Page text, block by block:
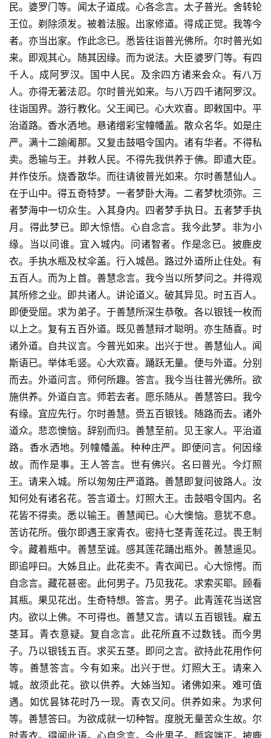
民。婆罗门等。闻太子道成。心各念言。太子普光。舍转轮
王位。剃除须发。被着法服。出家修道。得成正觉。我等今
者。亦当出家。作此念已。悉皆往诣普光佛所。尔时普光如
来。即观其心。随其因缘。而为说法。大臣婆罗门等。有四
千人。成阿罗汉。国中人民。及余四方诸来会众。有八万
人。亦得无著法忍。尔时普光如来。与八万四千诸阿罗汉。
往诣国界。游行教化。父王闻已。心大欢喜。即敕国中。平
治道路。香水洒地。悬诸缯彩宝幢幡盖。散众名华。如是庄
严。满十二踰阇那。又复击鼓唱令国内。诸有华者。不得私
卖。悉输与王。并敕人民。不得先我供养于佛。即遣大臣。
并作伎乐。烧香散华。而往请彼普光如来。尔时善慧仙人。
在于山中。得五奇特梦。一者梦卧大海。二者梦枕须弥。三
者梦海中一切众生。入其身内。四者梦手执日。五者梦手执
月。得此梦已。即大惊悟。心自念言。我今此梦。非为小
缘。当以问谁。宜入城内。问诸智者。作是念已。披鹿皮
衣。手执水瓶及杖伞盖。行入城邑。路过外道所止住处。有
五百人。而为上首。善慧念言。我今当以所梦问之。并得观
其所修之业。即共诸人。讲论道义。破其异见。时五百人。
即便受屈。求为弟子。于善慧所深生恭敬。各以银钱一枚而
以上之。复有五百外道。既见善慧辩才聪明。亦生随喜。时
诸外道。自共议言。今普光如来。出兴于世。善慧仙人。闻
斯语已。举体毛竖。心大欢喜。踊跃无量。便与外道。分别
而去。外道问言。师何所趣。答言。我今当往普光佛所。欲
施供养。外道白言。师若去者。愿乐随从。善慧答曰。我今
有缘。宜应先行。尔时善慧。赍五百银钱。随路而去。诸外
道众。悲恋懊恼。辞别而归。善慧至前。见王家人。平治道
路。香水洒地。列幢幡盖。种种庄严。即便问言。何因缘
故。而作是事。王人答言。世有佛兴。名曰普光。今灯照
王。请来入城。所以匆匆庄严道路。善慧即复问彼路人。汝
知何处有诸名花。答言道士。灯照大王。击鼓唱令国内。名
花皆不得卖。悉以输王。善慧闻已。心大懊恼。意犹不息。
苦访花所。俄尔即遇王家青衣。密持七茎青莲花过。畏王制
令。藏着瓶中。善慧至诚。感其莲花踊出瓶外。善慧遥见。
即追呼曰。大姊且止。此花卖不。青衣闻已。心大惊愕。而
自念言。藏花甚密。此何男子。乃见我花。求索买耶。顾看
其瓶。果见花出。生奇特想。答言。男子。此青莲花当送宫
内。欲以上佛。不可得也。善慧又言。请以五百银钱。雇五
茎耳。青衣意疑。复自念言。此花所直不过数钱。而今男
子。乃以银钱五百。求买五茎。即问之言。欲持此花用作何
等。善慧答言。今有如来。出兴于世。灯照大王。请来入
城。故须此花。欲以供养。大姊当知。诸佛如来。难可值
遇。如优昙钵花时乃一现。青衣又问。供养如来。为求何
等。善慧答曰。为欲成就一切种智。度脱无量苦众生故。尔